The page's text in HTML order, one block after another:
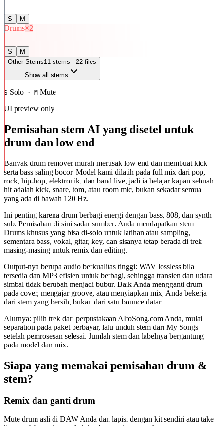
S M
Drums×2
S
M
Other Stems11 stems · 22 files
Show all stems
Bass×2
Percussion ×2
Harmonic
Guitar× 3
S M
Keyboard×3
S M
Orchestral
Brass×2
S M
Strings×2
S M
Woodwinds×2
S M
Electronic
Synth×2
S M
Vocal
Backing Vocals
S Solo · M Mute
UI preview only
Pemisahan stem AI yang disetel untuk
drum dan low end
Banyak drum remover murah merusak low end dan membuat kick
serta bass saling bocor. Model kami dilatih pada full mix dari pop,
rock, hip-hop, elektronik, dan band live, jadi ia belajar kapan sebuah
hit adalah kick, snare, tom, atau room mic, bukan sekadar semua
yang ada di bawah 120 Hz.
Ini penting karena drum berbagi energi dengan bass, 808, dan synth
sub. Pemisahan di sini sadar sumber: Anda mendapatkan stem
Drums khusus yang bisa di-solo untuk latihan atau sampling,
sementara bass, vokal, gitar, key, dan sisanya tetap berada di trek
masing-masing untuk remix dan editing.
Output-nya berupa audio berkualitas tinggi: WAV lossless bila
tersedia dan MP3 efisien untuk berbagi, sehingga transien dan udara
simbal tidak berubah menjadi bubur. Baik Anda mengganti drum
pada cover, mengajar groove, atau menyiapkan mix, Anda bekerja
dari stem yang bersih, bukan dari satu bounce datar.
Alurnya: pilih trek dari perpustakaan AItoSong.com Anda, mulai
separation pada paket berbayar, lalu unduh stem dari My Songs
setelah pemrosesan selesai. Jumlah stem dan labelnya bergantung
pada model dan mix.
Siapa yang memakai pemisahan drum &
stem?
Remix dan ganti drum
Mute drum asli di DAW Anda dan lapisi dengan kit sendiri atau take